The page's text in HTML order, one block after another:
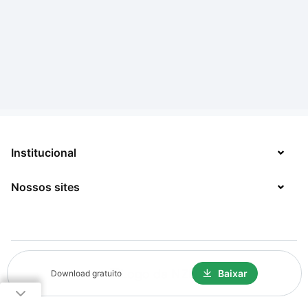
Download gratuito Baixar
Institucional
Sobre
Jobs
Política de Privacidade
Nossos sites
Mega Curioso
Minha Série